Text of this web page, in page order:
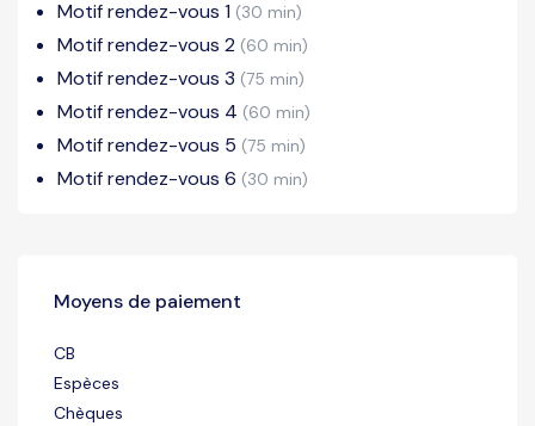
Motif rendez-vous 1 (30 min)
Motif rendez-vous 2 (60 min)
Motif rendez-vous 3 (75 min)
Motif rendez-vous 4 (60 min)
Motif rendez-vous 5 (75 min)
Motif rendez-vous 6 (30 min)
Moyens de paiement
CB
Espèces
Chèques